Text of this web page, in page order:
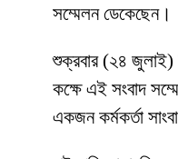
সম্মেলন ডেকেছেন।
শুক্রবার (২৪ জুলাই)
কক্ষে এই সংবাদ
একজন কর্মকর্তা